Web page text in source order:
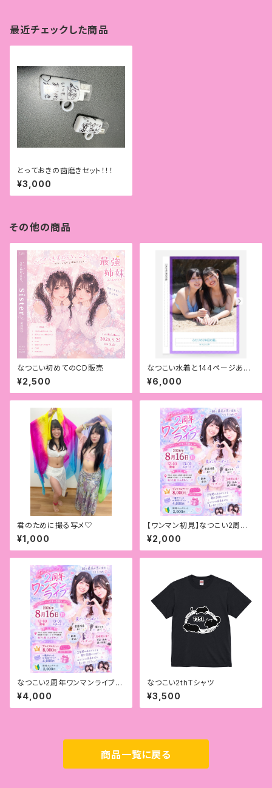
最近チェックした商品
とっておきの歯磨きセット！！！
¥3,000
その他の商品
なつこい初めてのCD販売
¥2,500
なつこい水着と144ページある
ドキドキ写真集
¥6,000
君のために撮る写メ♡
¥1,000
【ワンマン初見】なつこい2周年
ワンマンライブチケット
¥2,000
なつこい2周年ワンマンライブチ
ケットor配信
¥4,000
なつこい2thTシャツ
¥3,500
商品一覧に戻る